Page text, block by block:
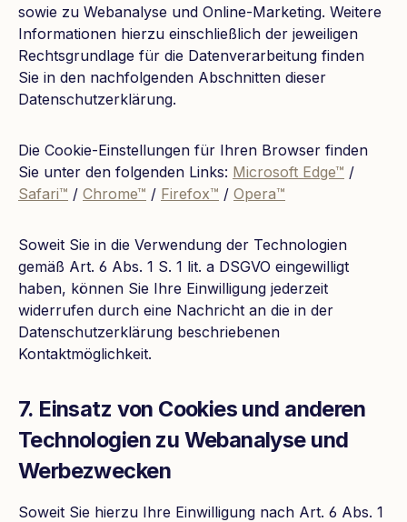
sowie zu Webanalyse und Online-Marketing. Weitere
Informationen hierzu einschließlich der jeweiligen
Rechtsgrundlage für die Datenverarbeitung finden
Sie in den nachfolgenden Abschnitten dieser
Datenschutzerklärung.
Die Cookie-Einstellungen für Ihren Browser finden
Sie unter den folgenden Links: Microsoft Edge™ /
Safari™ / Chrome™ / Firefox™ / Opera™
Soweit Sie in die Verwendung der Technologien
gemäß Art. 6 Abs. 1 S. 1 lit. a DSGVO eingewilligt
haben, können Sie Ihre Einwilligung jederzeit
widerrufen durch eine Nachricht an die in der
Datenschutzerklärung beschriebenen
Kontaktmöglichkeit.
7. Einsatz von Cookies und anderen
Technologien zu Webanalyse und
Werbezwecken
Soweit Sie hierzu Ihre Einwilligung nach Art. 6 Abs. 1